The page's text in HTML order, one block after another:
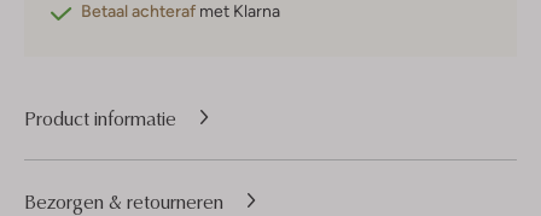
Betaal achteraf met Klarna
Product informatie
Bezorgen & retourneren